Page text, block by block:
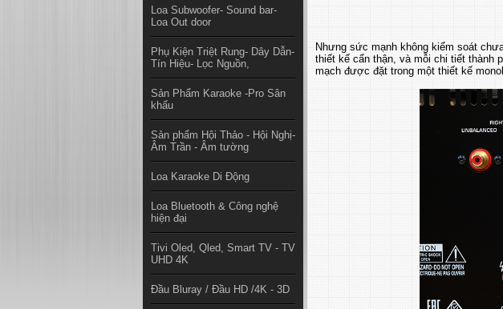
Loa Subwoofer- Sound bar-
Loa Out door
Phụ Kiện Triệt Rung- Dây Dẫn-
Tín Hiệu- Lọc Nguồn,
Sản Phẩm Karaoke -Pro Sân
khấu
Sản phẩm Hội Thảo - Hội Nghị-
Âm Trần - Âm tường
Loa Karaoke Di Động
Loa Bluetooth & Công nghệ
hiện đại
Tivi Oled, Qled, Smart TV - TV
UHD 4K
Đầu Bluray / Đầu HD /4K - 3D
Nhưng sức mạnh không kiểm soát
thiết kế cẩn thận, và mỗi chi tiết thành
mạch được đặt trong một thiết kế